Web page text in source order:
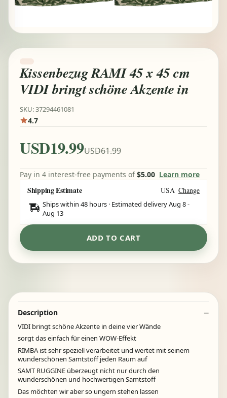
Kissenbezug RAMI 45 x 45 cm
VIDI bringt schöne Akzente in
SKU: 37294461081
4.7
USD19.99USD61.99
Pay in 4 interest-free payments of$5.00 Learn more
Shipping Estimate USA Change
Ships within 48 hours · Estimated deliveryAug 8-
Aug 13
ADD TO CART
Description
VIDI bringt schöne Akzente in deine vier Wände
sorgt das einfach für einen WOW-Effekt
RIMBA ist sehr speziell verarbeitet und wertet mit seinem
wunderschönen Samtstoff jeden Raum auf
SAMT RUGGINE überzeugt nicht nur durch den
wunderschönen und hochwertigen Samtstoff
Das möchten wir aber so ungern stehen lassen